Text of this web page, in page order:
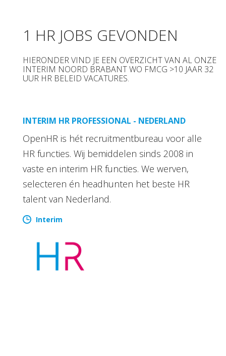
1 HR JOBS GEVONDEN
HIERONDER VIND JE EEN OVERZICHT VAN AL ONZE
INTERIM NOORD BRABANT WO FMCG >10 JAAR 32
UUR HR BELEID VACATURES.
INTERIM HR PROFESSIONAL - NEDERLAND
OpenHR is hét recruitmentbureau voor alle
HR functies. Wij bemiddelen sinds 2008 in
vaste en interim HR functies. We werven,
selecteren én headhunten het beste HR
talent van Nederland.
Interim